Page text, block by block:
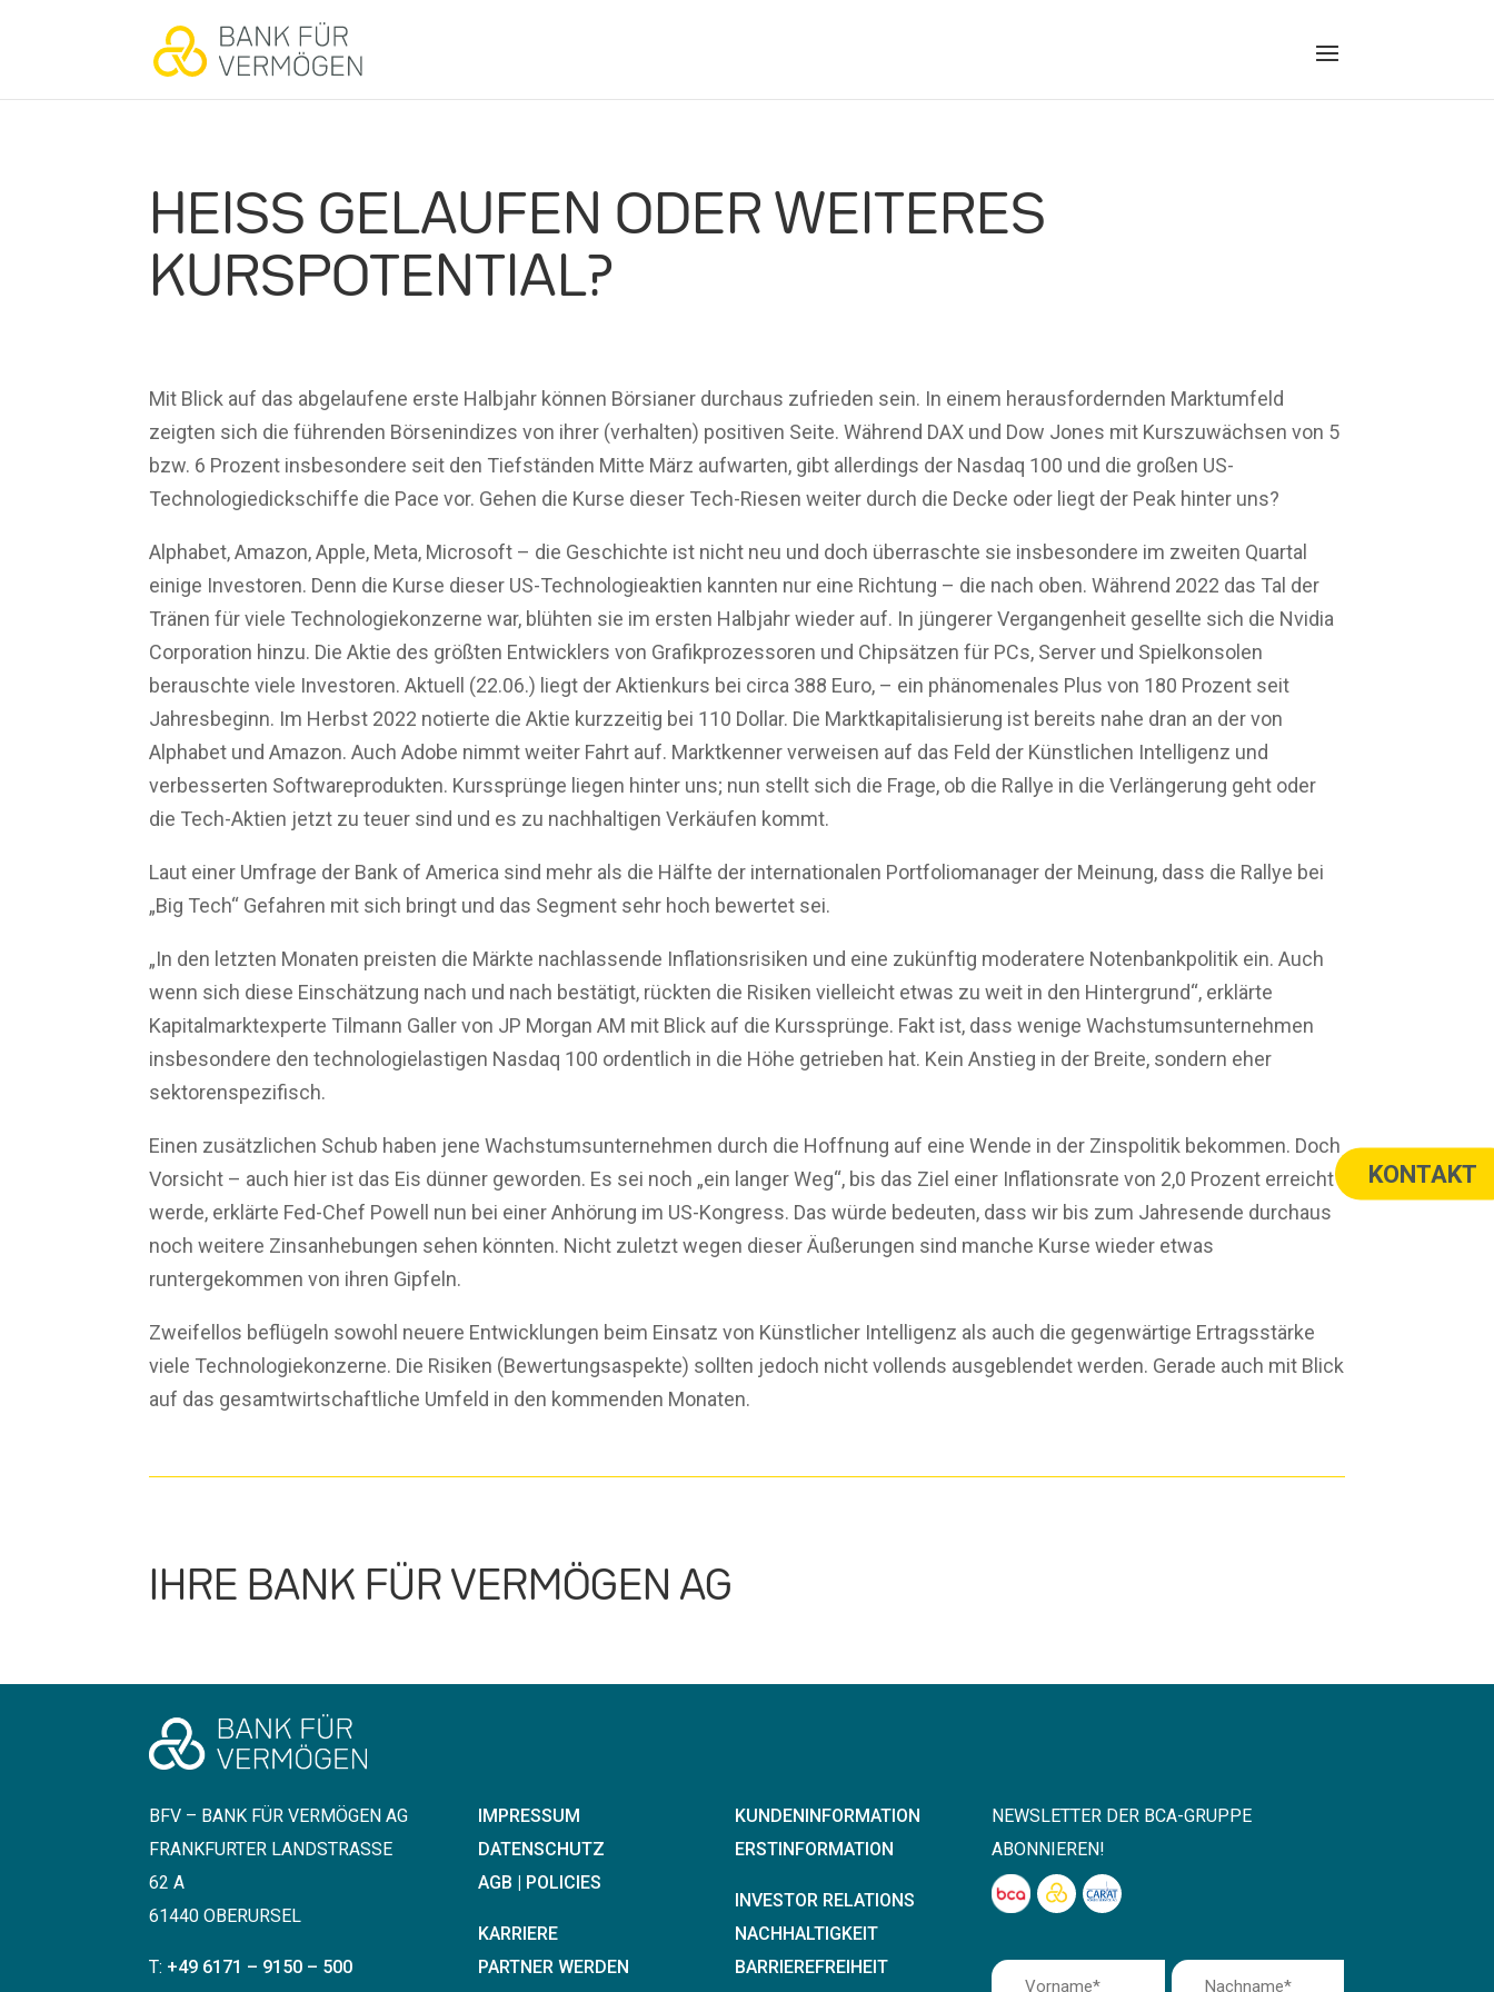
HEISS GELAUFEN ODER WEITERES K
URSPOTENTIAL?
Mit Blick auf das abgelaufene erste Halbjahr können Börsianer durchaus zufrieden sein. In einem herausfordernden Marktumfeld
zeigten sich die führenden Börsenindizes von ihrer (verhalten) positiven Seite. Während DAX und Dow Jones mit Kurszuwächsen von 5
bzw. 6 Prozent insbesondere seit den Tiefständen Mitte März aufwarten, gibt allerdings der Nasdaq 100 und die großen US-
Technologiedickschiffe die Pace vor. Gehen die Kurse dieser Tech-Riesen weiter durch die Decke oder liegt der Peak hinter uns?
Alphabet, Amazon, Apple, Meta, Microsoft – die Geschichte ist nicht neu und doch überraschte sie insbesondere im zweiten Quartal
einige Investoren. Denn die Kurse dieser US-Technologieaktien kannten nur eine Richtung – die nach oben. Während 2022 das Tal der
Tränen für viele Technologiekonzerne war, blühten sie im ersten Halbjahr wieder auf. In jüngerer Vergangenheit gesellte sich die Nvidia
Corporation hinzu. Die Aktie des größten Entwicklers von Grafikprozessoren und Chipsätzen für PCs, Server und Spielkonsolen
berauschte viele Investoren. Aktuell (22.06.) liegt der Aktienkurs bei circa 388 Euro, – ein phänomenales Plus von 180 Prozent seit
Jahresbeginn. Im Herbst 2022 notierte die Aktie kurzzeitig bei 110 Dollar. Die Marktkapitalisierung ist bereits nahe dran an der von
Alphabet und Amazon. Auch Adobe nimmt weiter Fahrt auf. Marktkenner verweisen auf das Feld der Künstlichen Intelligenz und
verbesserten Softwareprodukten. Kurssprünge liegen hinter uns; nun stellt sich die Frage, ob die Rallye in die Verlängerung geht oder
die Tech-Aktien jetzt zu teuer sind und es zu nachhaltigen Verkäufen kommt.
Laut einer Umfrage der Bank of America sind mehr als die Hälfte der internationalen Portfoliomanager der Meinung, dass die Rallye bei
„Big Tech“ Gefahren mit sich bringt und das Segment sehr hoch bewertet sei.
„In den letzten Monaten preisten die Märkte nachlassende Inflationsrisiken und eine zukünftig moderatere Notenbankpolitik ein. Auch
wenn sich diese Einschätzung nach und nach bestätigt, rückten die Risiken vielleicht etwas zu weit in den Hintergrund“, erklärte
Kapitalmarktexperte Tilmann Galler von JP Morgan AM mit Blick auf die Kurssprünge. Fakt ist, dass wenige Wachstumsunternehmen
insbesondere den technologielastigen Nasdaq 100 ordentlich in die Höhe getrieben hat. Kein Anstieg in der Breite, sondern eher
sektorenspezifisch.
Einen zusätzlichen Schub haben jene Wachstumsunternehmen durch die Hoffnung auf eine Wende in der Zinspolitik bekommen. Doch
Vorsicht – auch hier ist das Eis dünner geworden. Es sei noch „ein langer Weg“, bis das Ziel einer Inflationsrate von 2,0 Prozent erreicht
werde, erklärte Fed-Chef Powell nun bei einer Anhörung im US-Kongress. Das würde bedeuten, dass wir bis zum Jahresende durchaus
noch weitere Zinsanhebungen sehen könnten. Nicht zuletzt wegen dieser Äußerungen sind manche Kurse wieder etwas
runtergekommen von ihren Gipfeln.
Zweifellos beflügeln sowohl neuere Entwicklungen beim Einsatz von Künstlicher Intelligenz als auch die gegenwärtige Ertragsstärke
viele Technologiekonzerne. Die Risiken (Bewertungsaspekte) sollten jedoch nicht vollends ausgeblendet werden. Gerade auch mit Blick
auf das gesamtwirtschaftliche Umfeld in den kommenden Monaten.
IHRE BANK FÜR VERMÖGEN AG
KONTAKT
BFV – BANK FÜR VERMÖGEN AG
FRANKFURTER LANDSTRASSE 6
2 A
61440 OBERURSEL
T: +49 6171 – 9150 – 500
IMPRESSUM
DATENSCHUTZ
AGB | POLICIES
KARRIERE
PARTNER WERDEN
KUNDENINFORMATION
ERSTINFORMATION
INVESTOR RELATIONS
NACHHALTIGKEIT
BARRIEREFREIHEIT
NEWSLETTER DER BCA-GRUPPE
ABONNIEREN!